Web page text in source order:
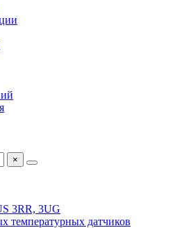
×
3RR, 3UG
температурных датчиков